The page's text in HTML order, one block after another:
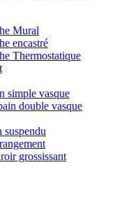
Mural
encastré
Thermostatique
simple vasque
double vasque
suspendu
grossissant